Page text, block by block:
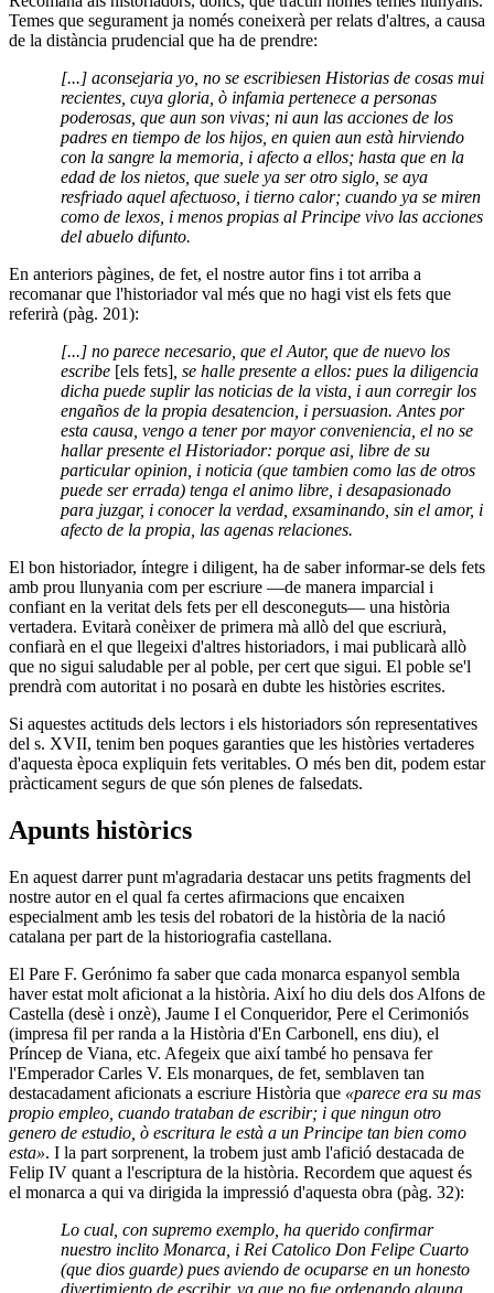
Temes que segurament ja només coneixerà per relats d'altres, a causa
de la distància prudencial que ha de prendre:
[...] aconsejaria yo, no se escribiesen Historias de cosas mui
recientes, cuya gloria, ò infamia pertenece a personas
poderosas, que aun son vivas; ni aun las acciones de los
padres en tiempo de los hijos, en quien aun està hirviendo
con la sangre la memoria, i afecto a ellos; hasta que en la
edad de los nietos, que suele ya ser otro siglo, se aya
resfriado aquel afectuoso, i tierno calor; cuando ya se miren
como de lexos, i menos propias al Principe vivo las acciones
del abuelo difunto.
En anteriors pàgines, de fet, el nostre autor fins i tot arriba a
recomanar que l'historiador val més que no hagi vist els fets que
referirà (pàg. 201):
[...] no parece necesario, que el Autor, que de nuevo los
escribe [els fets] , se halle presente a ellos: pues la diligencia
dicha puede suplir las noticias de la vista, i aun corregir los
engaños de la propia desatencion, i persuasion. Antes por
esta causa, vengo a tener por mayor conveniencia, el no se
hallar presente el Historiador: porque asi, libre de su
particular opinion, i noticia (que tambien como las de otros
puede ser errada) tenga el animo libre, i desapasionado
para juzgar, i conocer la verdad, exsaminando, sin el amor, i
afecto de la propia, las agenas relaciones.
El bon historiador, íntegre i diligent, ha de saber informar-se dels fets
amb prou llunyania com per escriure —de manera imparcial i
confiant en la veritat dels fets per ell desconeguts— una història
vertadera. Evitarà conèixer de primera mà allò del que escriurà,
confiarà en el que llegeixi d'altres historiadors, i mai publicarà allò
que no sigui saludable per al poble, per cert que sigui. El poble se'l
prendrà com autoritat i no posarà en dubte les històries escrites.
Si aquestes actituds dels lectors i els historiadors són representatives
del s. XVII, tenim ben poques garanties que les històries vertaderes
d'aquesta època expliquin fets veritables. O més ben dit, podem estar
pràcticament segurs de que són plenes de falsedats.
Apunts històrics
En aquest darrer punt m'agradaria destacar uns petits fragments del
nostre autor en el qual fa certes afirmacions que encaixen
especialment amb les tesis del robatori de la història de la nació
catalana per part de la historiografia castellana.
El Pare F. Gerónimo fa saber que cada monarca espanyol sembla
haver estat molt aficionat a la història. Així ho diu dels dos Alfons de
Castella (desè i onzè), Jaume I el Conqueridor, Pere el Cerimoniós
(impresa fil per randa a la Història d'En Carbonell, ens diu), el
Príncep de Viana, etc. Afegeix que així també ho pensava fer
l'Emperador Carles V. Els monarques, de fet, semblaven tan
destacadament aficionats a escriure Història que «parece era su mas
propio empleo, cuando trataban de escribir; i que ningun otro
genero de estudio, ò escritura le està a un Principe tan bien como
esta». I la part sorprenent, la trobem just amb l'afició destacada de
Felip IV quant a l'escriptura de la història. Recordem que aquest és
el monarca a qui va dirigida la impressió d'aquesta obra (pàg. 32):
Lo cual, con supremo exemplo, ha querido confirmar
nuestro inclito Monarca, i Rei Catolico Don Felipe Cuarto
(que dios guarde) pues aviendo de ocuparse en un honesto
divertimiento de escribir, ya que no fue ordenando alguna